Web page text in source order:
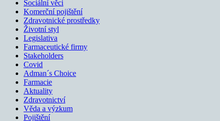
Sociální věci
Komerční pojištění
Zdravotnické prostředky
Životní styl
Legislativa
Farmaceutické firmy
Stakeholders
Covid
Adman´s Choice
Farmacie
Aktuality
Zdravotnictví
Věda a výzkum
Pojištění